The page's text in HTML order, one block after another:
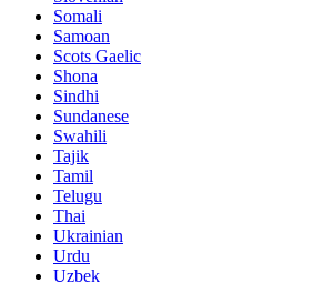
Somali
Samoan
Scots Gaelic
Shona
Sindhi
Sundanese
Swahili
Tajik
Tamil
Telugu
Thai
Ukrainian
Urdu
Uzbek